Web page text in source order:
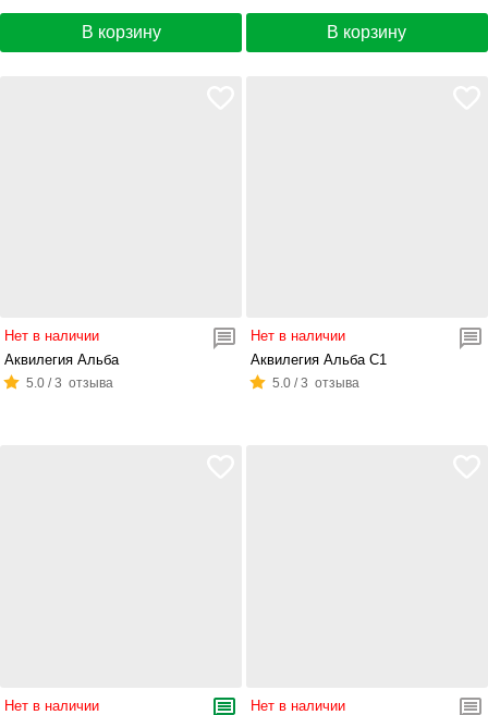
В корзину В корзину
Нет в наличии
Аквилегия Альба
5.0 / 3 отзыва
Нет в наличии
Аквилегия Альба С1
5.0 / 3 отзыва
Нет в наличии
Нет в наличии